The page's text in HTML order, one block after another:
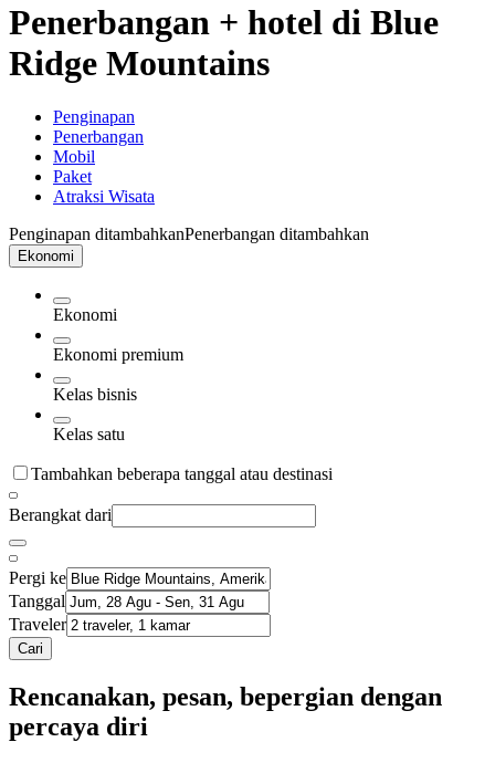
Penerbangan + hotel di Blue
Ridge Mountains
Penginapan
Penerbangan
Mobil
Paket
Atraksi Wisata
Penginapan ditambahkanPenerbangan ditambahkan
Ekonomi
Ekonomi
Ekonomi premium
Kelas bisnis
Kelas satu
Tambahkan beberapa tanggal atau destinasi
Berangkat dari
Pergi ke
Tanggal
Traveler
Cari
Rencanakan, pesan, bepergian dengan
percaya diri